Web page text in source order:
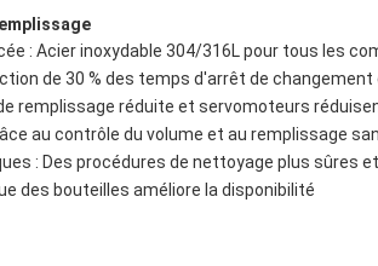
: Acier inoxydable 304/316L pour tous les
de 30 % des temps d'arrêt de
remplissage réduite et servomoteurs
au contrôle du volume et au remplissage
: Des procédures de nettoyage plus sûres
des bouteilles améliore la disponibilité